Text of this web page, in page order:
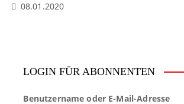
08.01.2020
LOGIN FÜR ABONNENTEN
Benutzername oder E-Mail-Adresse